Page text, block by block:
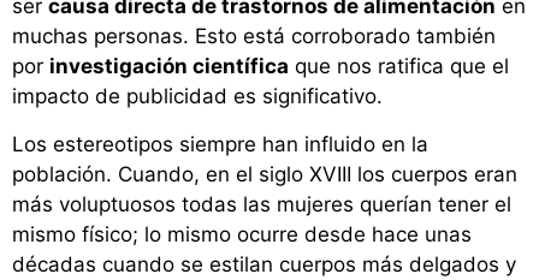
ser causa directa de trastornos de alimentación en
muchas personas. Esto está corroborado también
por investigación científica que nos ratifica que el
impacto de publicidad es significativo.
Los estereotipos siempre han influido en la
población. Cuando, en el siglo XVIII los cuerpos eran
más voluptuosos todas las mujeres querían tener el
mismo físico; lo mismo ocurre desde hace unas
décadas cuando se estilan cuerpos más delgados y